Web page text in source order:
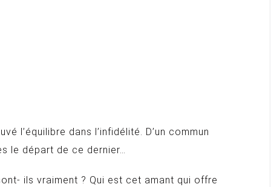
l’équilibre dans l’infidélité. D’un commun
le départ de ce dernier…
ils vraiment ? Qui est cet amant qui offre